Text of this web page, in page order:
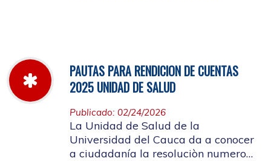
PAUTAS PARA RENDICION DE CUENTAS
2025 UNIDAD DE SALUD
Publicado: 02/24/2026
La Unidad de Salud de la
Universidad del Cauca da a conocer
a ciudadanía la resoluciòn numero